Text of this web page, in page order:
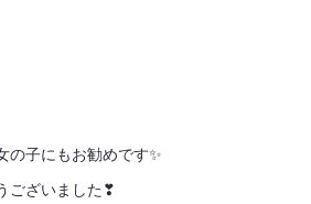
の子にもお勧めです✨
ございました❣